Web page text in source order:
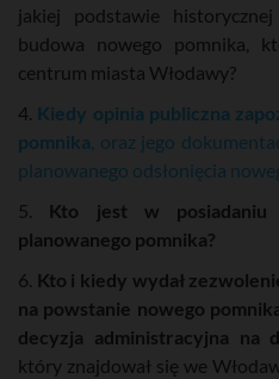
jakiej podstawie
budowa nowego pomnika,
centrum miasta Włodawy?
4. Kiedy opinia publiczna
pomnika, oraz jego
planowanego odsłonięcia
5. Kto jest w posiadaniu
planowanego pomnika?
6. Kto i kiedy wydał
na powstanie nowego
decyzja administracyjna na
który znajdował się we